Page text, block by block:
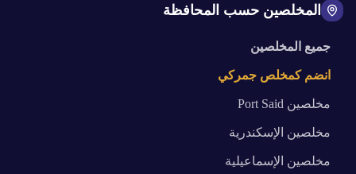
المخلصين حسب المحافظة
جميع المخلصين
انضم كمخلص جمركي
مخلصين Port Said
مخلصين الإسكندرية
مخلصين الإسماعيلية